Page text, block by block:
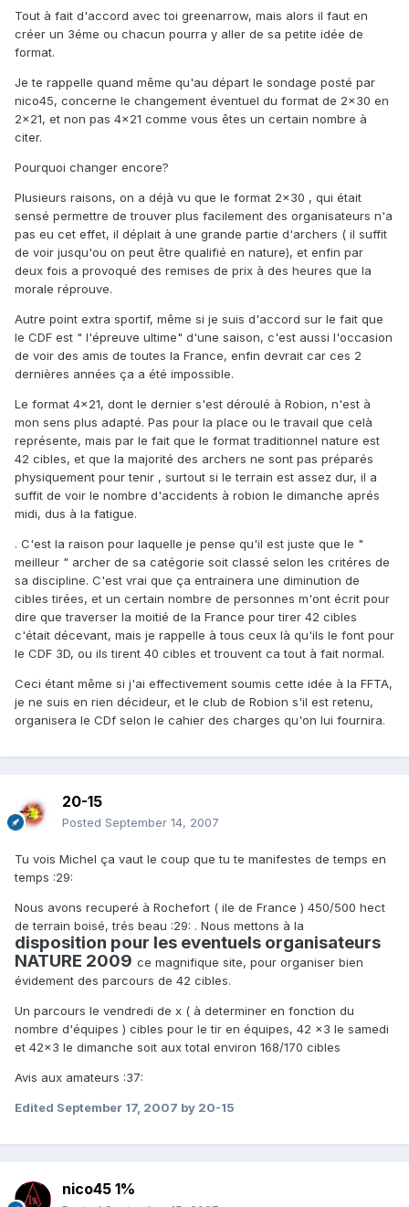
Tout à fait d'accord avec toi greenarrow, mais alors il faut en
créer un 3éme ou chacun pourra y aller de sa petite idée de
format.
Je te rappelle quand même qu'au départ le sondage posté par
nico45, concerne le changement éventuel du format de 2x30 en
2x21, et non pas 4x21 comme vous êtes un certain nombre à
citer.
Pourquoi changer encore?
Plusieurs raisons, on a déjà vu que le format 2x30 , qui était
sensé permettre de trouver plus facilement des organisateurs n'a
pas eu cet effet, il déplait à une grande partie d'archers ( il suffit
de voir jusqu'ou on peut être qualifié en nature), et enfin par
deux fois a provoqué des remises de prix à des heures que la
morale réprouve.
Autre point extra sportif, même si je suis d'accord sur le fait que
le CDF est " l'épreuve ultime" d'une saison, c'est aussi l'occasion
de voir des amis de toutes la France, enfin devrait car ces 2
dernières années ça a été impossible.
Le format 4x21, dont le dernier s'est déroulé à Robion, n'est à
mon sens plus adapté. Pas pour la place ou le travail que celà
représente, mais par le fait que le format traditionnel nature est
42 cibles, et que la majorité des archers ne sont pas préparés
physiquement pour tenir , surtout si le terrain est assez dur, il a
suffit de voir le nombre d'accidents à robion le dimanche aprés
midi, dus à la fatigue.
. C'est la raison pour laquelle je pense qu'il est juste que le "
meilleur " archer de sa catégorie soit classé selon les critéres de
sa discipline. C'est vrai que ça entrainera une diminution de
cibles tirées, et un certain nombre de personnes m'ont écrit pour
dire que traverser la moitié de la France pour tirer 42 cibles
c'était décevant, mais je rappelle à tous ceux là qu'ils le font pour
le CDF 3D, ou ils tirent 40 cibles et trouvent ca tout à fait normal.
Ceci étant même si j'ai effectivement soumis cette idée à la FFTA,
je ne suis en rien décideur, et le club de Robion s'il est retenu,
organisera le CDf selon le cahier des charges qu'on lui fournira.
20-15
Posted September 14, 2007
Tu vois Michel ça vaut le coup que tu te manifestes de temps en
temps :29:
Nous avons recuperé à Rochefort ( ile de France ) 450/500 hect
de terrain boisé, trés beau :29: . Nous mettons à la
disposition pour les eventuels organisateurs
NATURE 2009 ce magnifique site, pour organiser bien
évidement des parcours de 42 cibles.
Un parcours le vendredi de x ( à determiner en fonction du
nombre d'équipes ) cibles pour le tir en équipes, 42 x3 le samedi
et 42x3 le dimanche soit aux total environ 168/170 cibles
Avis aux amateurs :37:
Edited September 17, 2007 by 20-15
nico45 1%